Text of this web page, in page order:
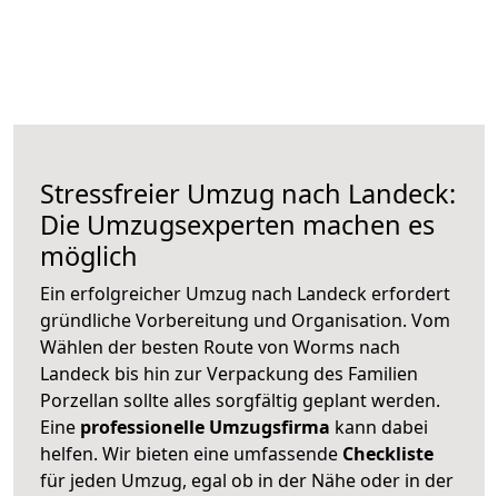
Stressfreier Umzug nach Landeck:
Die Umzugsexperten machen es
möglich
Ein erfolgreicher Umzug nach Landeck erfordert
gründliche Vorbereitung und Organisation. Vom
Wählen der besten Route von Worms nach
Landeck bis hin zur Verpackung des Familien
Porzellan sollte alles sorgfältig geplant werden.
Eine professionelle Umzugsfirma kann dabei
helfen. Wir bieten eine umfassende Checkliste
für jeden Umzug, egal ob in der Nähe oder in der